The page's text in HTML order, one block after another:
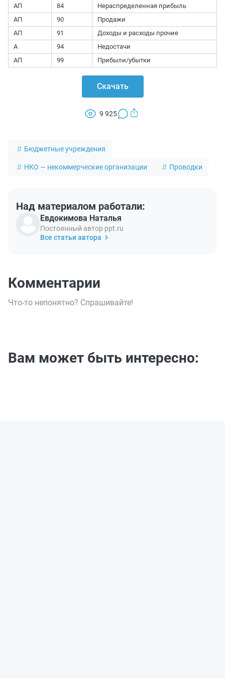
АП
84
Нераспределенная прибыль
АП
90
Продажи
АП
91
Доходы и расходы прочие
А
94
Недостачи
АП
99 Прибыли/убытки
Скачать
9 925
Бюджетные учреждения
НКО — некоммерческие организации Проводки
Над материалом работали:
Евдокимова Наталья
Постоянный автор ppt.ru
Все статьи автора
Комментарии
Что-то непонятно? Спрашивайте!
Вам может быть интересно: